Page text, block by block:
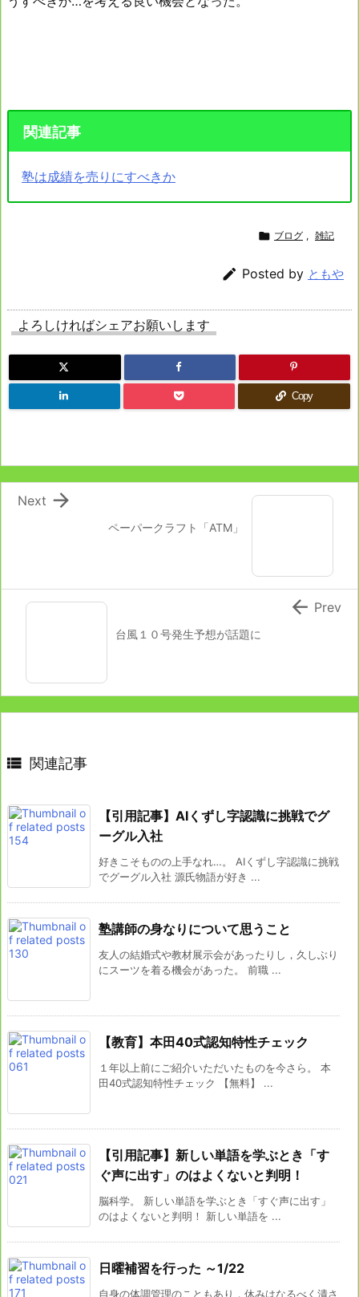
関連記事
塾は成績を売りにすべきか
 ブログ , 雑記
 Posted by ともや
よろしければシェアお願いします
Copy
ペーパークラフト「ATM」

Next
台風１０号発生予想が話題に
 Prev
 関連記事
【引用記事】AIくずし字認識に挑戦でグ
ーグル入社
好きこそものの上手なれ…。 AIくずし字認識に挑戦
でグーグル入社 源氏物語が好き ...
塾講師の身なりについて思うこと
友人の結婚式や教材展示会があったりし，久しぶり
にスーツを着る機会があった。 前職 ...
【教育】本田40式認知特性チェック
１年以上前にご紹介いただいたものを今さら。 本
田40式認知特性チェック 【無料】 ...
【引用記事】新しい単語を学ぶとき「す
ぐ声に出す」のはよくないと判明！
脳科学。 新しい単語を学ぶとき「すぐ声に出す」
のはよくないと判明！ 新しい単語を ...
日曜補習を行った ～1/22
自身の体調管理のこともあり，休みはなるべく潰さ